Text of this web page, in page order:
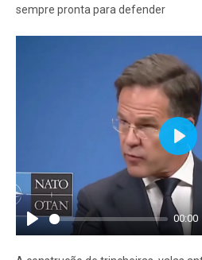
sempre pronta para defender
Play
00:00
Play